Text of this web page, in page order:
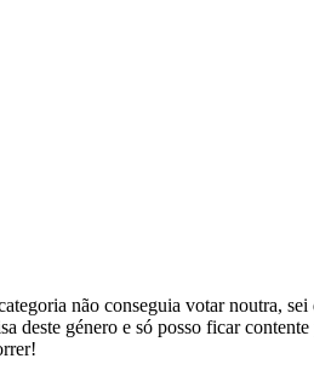
não conseguia votar noutra,
deste género e só posso ficar